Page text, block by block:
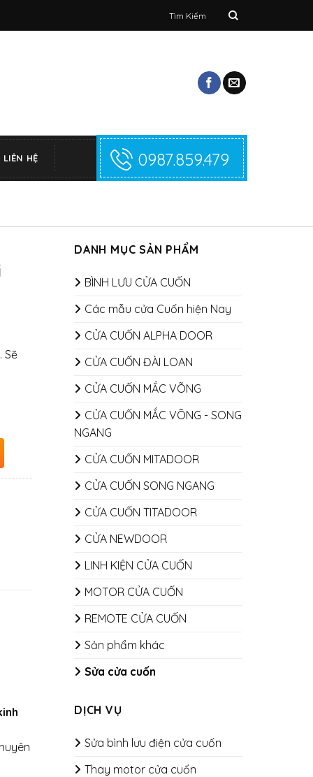
kiếm:
LIÊN HỆ 0987.859.479
DANH MỤC SẢN PHẨM
BÌNH LƯU CỬA CUỐN
Các mẫu cửa Cuốn hiện Nay
CỬA CUỐN ALPHA DOOR
CỬA CUỐN ĐÀI LOAN
CỬA CUỐN MẮC VÕNG
CỬA CUỐN MẮC VÕNG - SONG
NGANG
CỬA CUỐN MITADOOR
CỬA CUỐN SONG NGANG
CỬA CUỐN TITADOOR
CỬA NEWDOOR
LINH KIỆN CỬA CUỐN
MOTOR CỬA CUỐN
REMOTE CỬA CUỐN
Sản phẩm khác
Sửa cửa cuốn
DỊCH VỤ
Sửa bình lưu điện cửa cuốn
Thay motor cửa cuốn
Sẽ